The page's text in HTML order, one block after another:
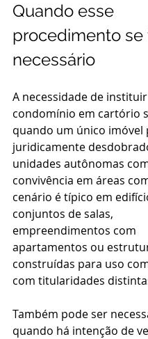
Quando esse
procedimento se
necessário
A necessidade de instituir
condomínio em cartório
quando um único imóvel
juridicamente
unidades autônomas
convivência em áreas
cenário é típico em
conjuntos de salas,
empreendimentos com
apartamentos ou
construídas para uso
com titularidades
Também pode ser
quando há intenção de